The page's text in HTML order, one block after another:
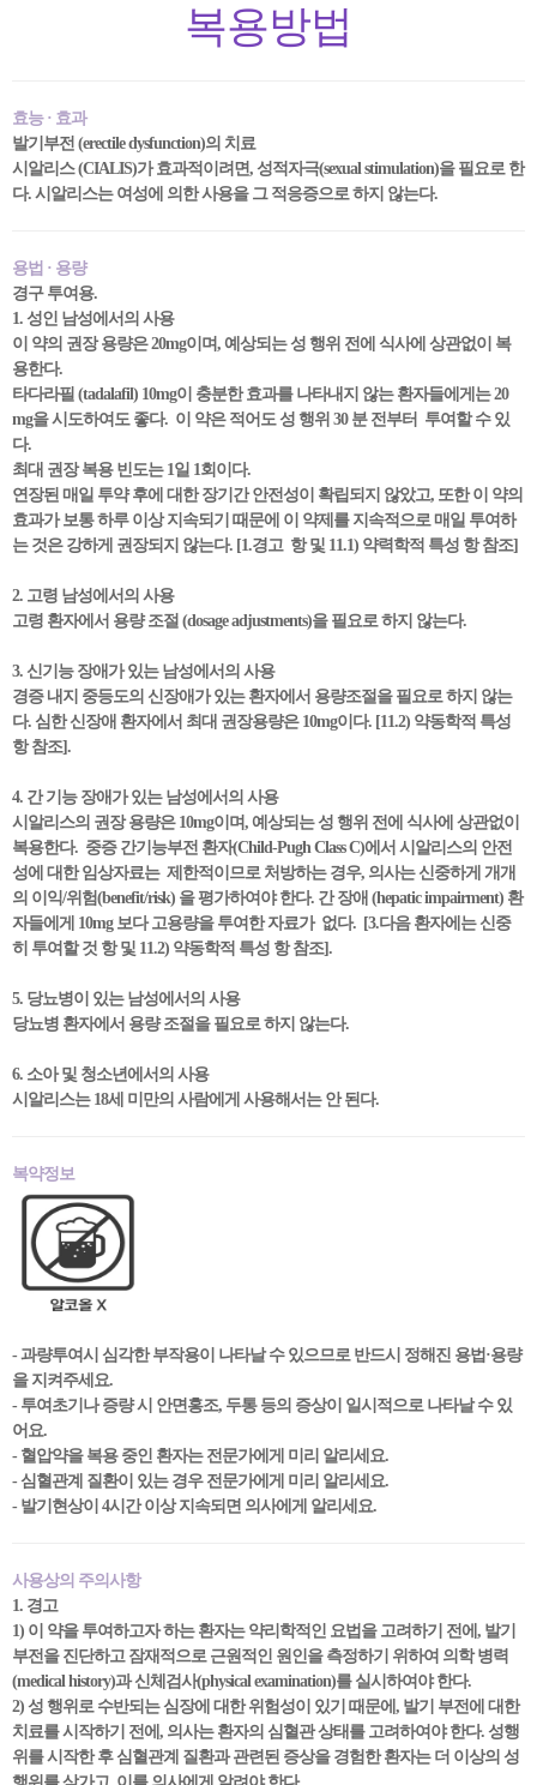
복용방법
효능 · 효과
발기부전 (erectile dysfunction)의 치료
시알리스 (CIALIS)가 효과적이려면, 성적자극(sexual stimulation)을 필요로 한
다. 시알리스는 여성에 의한 사용을 그 적응증으로 하지 않는다.
용법 · 용량
경구 투여용.
1. 성인 남성에서의 사용
이 약의 권장 용량은 20mg이며, 예상되는 성 행위 전에 식사에 상관없이 복
용한다.
타다라필 (tadalafil) 10mg이 충분한 효과를 나타내지 않는 환자들에게는 20
mg을 시도하여도 좋다. 이 약은 적어도 성 행위 30 분 전부터 투여할 수 있
다.
최대 권장 복용 빈도는 1일 1회이다.
연장된 매일 투약 후에 대한 장기간 안전성이 확립되지 않았고, 또한 이 약의
효과가 보통 하루 이상 지속되기 때문에 이 약제를 지속적으로 매일 투여하
는 것은 강하게 권장되지 않는다. [1.경고 항 및 11.1) 약력학적 특성 항 참조]
2. 고령 남성에서의 사용
고령 환자에서 용량 조절 (dosage adjustments)을 필요로 하지 않는다.
3. 신기능 장애가 있는 남성에서의 사용
경증 내지 중등도의 신장애가 있는 환자에서 용량조절을 필요로 하지 않는
다. 심한 신장애 환자에서 최대 권장용량은 10mg이다. [11.2) 약동학적 특성
항 참조].
4. 간 기능 장애가 있는 남성에서의 사용
시알리스의 권장 용량은 10mg이며, 예상되는 성 행위 전에 식사에 상관없이
복용한다. 중증 간기능부전 환자(Child-Pugh Class C)에서 시알리스의 안전
성에 대한 임상자료는 제한적이므로 처방하는 경우, 의사는 신중하게 개개
의 이익/위험(benefit/risk) 을 평가하여야 한다. 간 장애 (hepatic impairment) 환
자들에게 10mg 보다 고용량을 투여한 자료가 없다. [3.다음 환자에는 신중
히 투여할 것 항 및 11.2) 약동학적 특성 항 참조].
5. 당뇨병이 있는 남성에서의 사용
당뇨병 환자에서 용량 조절을 필요로 하지 않는다.
6. 소아 및 청소년에서의 사용
시알리스는 18세 미만의 사람에게 사용해서는 안 된다.
복약정보
- 과량투여시 심각한 부작용이 나타날 수 있으므로 반드시 정해진 용법·용량
을 지켜주세요.
- 투여초기나 증량 시 안면홍조, 두통 등의 증상이 일시적으로 나타날 수 있
어요.
- 혈압약을 복용 중인 환자는 전문가에게 미리 알리세요.
- 심혈관계 질환이 있는 경우 전문가에게 미리 알리세요.
- 발기현상이 4시간 이상 지속되면 의사에게 알리세요.
사용상의 주의사항
1. 경고
1) 이 약을 투여하고자 하는 환자는 약리학적인 요법을 고려하기 전에, 발기
부전을 진단하고 잠재적으로 근원적인 원인을 측정하기 위하여 의학 병력
(medical history)과 신체검사(physical examination)를 실시하여야 한다.
2) 성 행위로 수반되는 심장에 대한 위험성이 있기 때문에, 발기 부전에 대한
치료를 시작하기 전에, 의사는 환자의 심혈관 상태를 고려하여야 한다. 성행
위를 시작한 후 심혈관계 질환과 관련된 증상을 경험한 환자는 더 이상의 성